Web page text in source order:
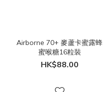
Airborne 70+ 麥蘆卡蜜露蜂
蜜喉糖16粒裝
HK$88.00